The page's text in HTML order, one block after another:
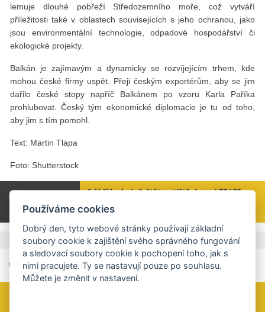
lemuje dlouhé pobřeží Středozemního moře, což vytváří
příležitosti také v oblastech souvisejících s jeho ochranou, jako
jsou environmentální technologie, odpadové hospodářství či
ekologické projekty.
Balkán je zajímavým a dynamicky se rozvíjejícím trhem, kde
mohou české firmy uspět. Přeji českým exportérům, aby se jim
dařilo české stopy napříč Balkánem po vzoru Karla Paříka
prohlubovat. Český tým ekonomické diplomacie je tu od toho,
aby jim s tím pomohl.
Text: Martin Tlapa
Foto: Shutterstock
Celý článek si přečtěte v tištěné verzi TRADE
NEWS 3 / 2018 na straně 47.
Štítky Balkán,Srbsko
Zaujal vás tento článek?
Používáme cookies
Dobrý den, tyto webové stránky používají základní
soubory cookie k zajištění svého správného fungování
a sledovací soubory cookie k pochopení toho, jak s
nimi pracujete. Ty se nastavují pouze po souhlasu.
Můžete je změnit v nastavení.